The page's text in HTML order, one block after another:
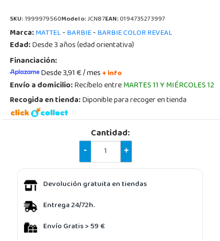
SKU:1999979560Modelo:JCN87EAN:0194735273997
Marca:MATTEL-BARBIE-BARBIE COLOR REVEAL
Edad:Desde 3 años (edad orientativa)
Financiación:
Desde 3,91 € / mes+ info
Envío a domicilio:Recíbelo entreMARTES 11 Y MIÉRCOLES 12
Recogida en tienda:Diponible para recoger en tienda
Cantidad:
-
+
Devolución gratuita en tiendas
Entrega 24/72h.
Envío Gratis > 59 €